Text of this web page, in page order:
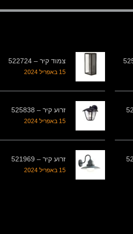
צמוד קיר – 522724
15 באפריל 2024
זרוע קיר – 525838
15 באפריל 2024
זרוע קיר – 521969
15 באפריל 2024